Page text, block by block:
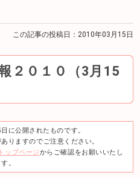
この記事の投稿日：2010年03月15日
２０１０（3月15
に公開されたものです。
りますのでご注意ください。
ップページからご確認をお願いいたし
。